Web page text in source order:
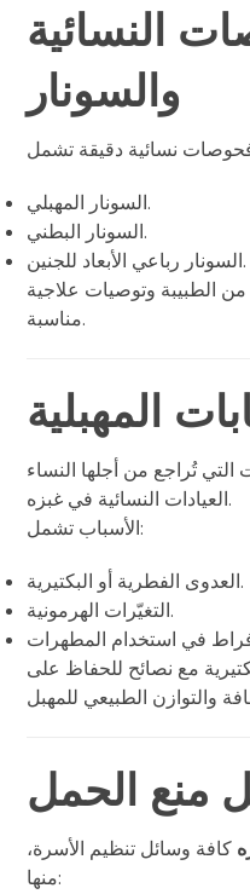
النسائية
والسونار
السونار المهبلي.
السونار البطني.
السونار رباعي الأبعاد للجنين.
من الطبيبة وتوصيات علاجية
مناسبة.
المهبلية
التي تُراجع من أجلها النساء
العيادات النسائية في غبزه.
الأسباب تشمل:
العدوى الفطرية أو البكتيرية.
التغيّرات الهرمونية.
مع نصائح للحفاظ على
منع الحمل
كافة وسائل تنظيم الأسرة،
منها: